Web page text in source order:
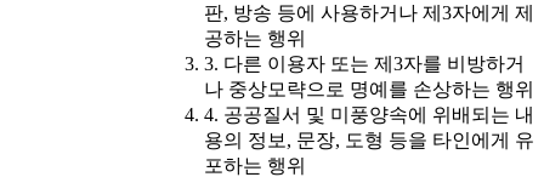
판, 방송 등에 사용하거나 제3자에게 제
공하는 행위
3. 다른 이용자 또는 제3자를 비방하거
나 중상모략으로 명예를 손상하는 행위
4. 공공질서 및 미풍양속에 위배되는 내
용의 정보, 문장, 도형 등을 타인에게 유
포하는 행위